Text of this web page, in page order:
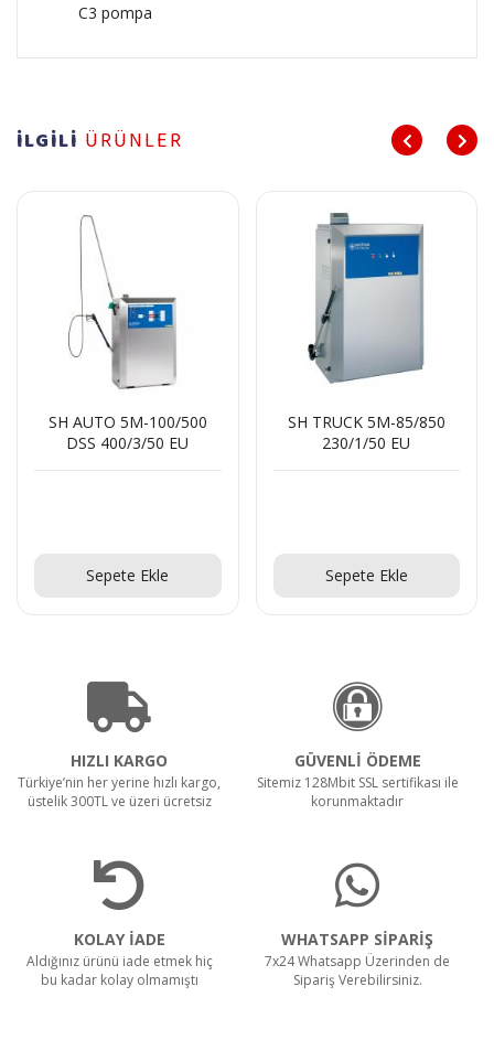
C3 pompa
İLGİLİ ÜRÜNLER
SH AUTO 5M-100/500
DSS 400/3/50 EU
Sepete Ekle
SH TRUCK 5M-85/850
230/1/50 EU
Sepete Ekle
HIZLI KARGO
Türkiye’nin her yerine hızlı kargo,
üstelik 300TL ve üzeri ücretsiz
GÜVENLİ ÖDEME
Sitemiz 128Mbit SSL sertifikası ile
korunmaktadır
KOLAY İADE
Aldığınız ürünü iade etmek hiç
bu kadar kolay olmamıştı
WHATSAPP SİPARİŞ
7x24 Whatsapp Üzerinden de
Sipariş Verebilirsiniz.